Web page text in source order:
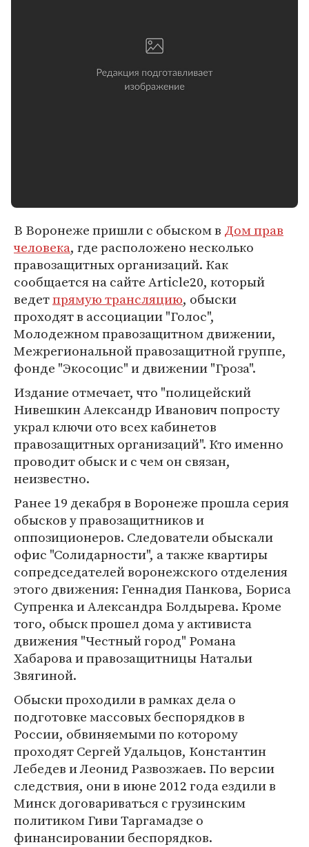
В Воронеже пришли с обыском в Дом прав
человека, где расположено несколько
правозащитных организаций. Как
сообщается на сайте Article20, который
ведетпрямую трансляцию, обыски
проходят в ассоциации "Голос",
Молодежном правозащитном движении,
Межрегиональной правозащитной группе,
фонде "Экосоцис" и движении "Гроза".
Издание отмечает, что "полицейский
Нивешкин Александр Иванович попросту
украл ключи ото всех кабинетов
правозащитных организаций". Кто именно
проводит обыск и с чем он связан,
неизвестно.
Ранее 19 декабря в Воронеже прошла серия
обысков у правозащитников и
оппозиционеров. Следователи обыскали
офис "Солидарности", а также квартиры
сопредседателей воронежского отделения
этого движения: Геннадия Панкова, Бориса
Супренка и Александра Болдырева. Кроме
того, обыск прошел дома у активиста
движения "Честный город" Романа
Хабарова и правозащитницы Натальи
Звягиной.
Обыски проходили в рамках дела о
подготовке массовых беспорядков в
России, обвиняемыми по которому
проходят Сергей Удальцов, Константин
Лебедев и Леонид Развозжаев. По версии
следствия, они в июне 2012 года ездили в
Минск договариваться с грузинским
политиком Гиви Таргамадзе о
финансировании беспорядков.